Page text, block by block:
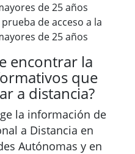
de 25 años
de acceso a la
de 25 años
encontrar la
que
a distancia?
la información de
a Distancia en
Autónomas y en